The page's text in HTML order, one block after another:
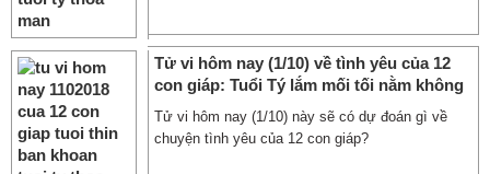
Tử vi hôm nay (1/10) về tình yêu của 12
con giáp: Tuổi Tý lắm mối tối nằm không
Tử vi hôm nay (1/10) này sẽ có dự đoán gì về
chuyện tình yêu của 12 con giáp?